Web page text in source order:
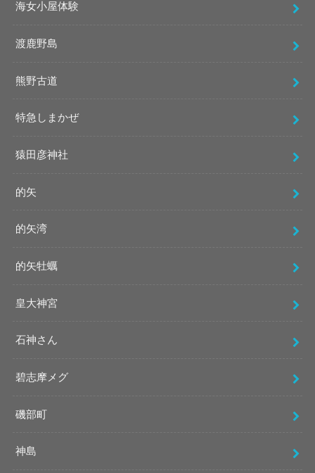
海女小屋体験
渡鹿野島
熊野古道
特急しまかぜ
猿田彦神社
的矢
的矢湾
的矢牡蠣
皇大神宮
石神さん
碧志摩メグ
磯部町
神島